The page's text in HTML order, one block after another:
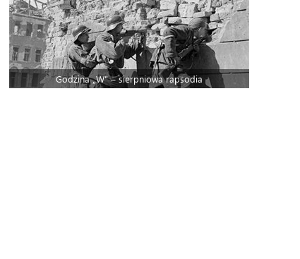
Godzina „W” – sierpniowa rapsodia